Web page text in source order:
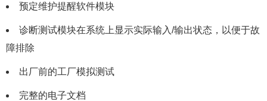
预定维护提醒软件模块
诊断测试模块在系统上显示实际输入/输出状态，以便于故
障排除
出厂前的工厂模拟测试
完整的电子文档